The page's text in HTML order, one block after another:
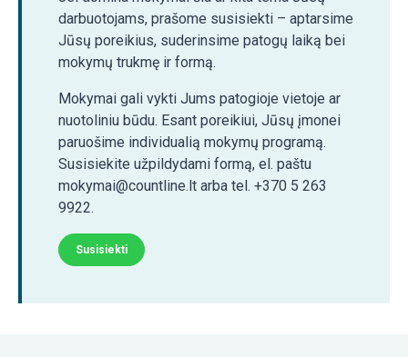
darbuotojams, prašome susisiekti – aptarsime
Jūsų poreikius, suderinsime patogų laiką bei
mokymų trukmę ir formą.
Mokymai gali vykti Jums patogioje vietoje ar
nuotoliniu būdu. Esant poreikiui, Jūsų įmonei
paruošime individualią mokymų programą.
Susisiekite užpildydami formą, el. paštu
mokymai@countline.lt arba tel. +370 5 263
9922.
Susisiekti